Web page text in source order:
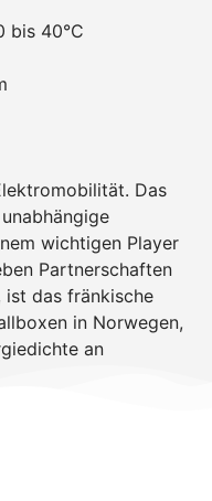
bis 40°C
Das
wichtigen Player
Partnerschaften
ist das fränkische
in Norwegen,
an